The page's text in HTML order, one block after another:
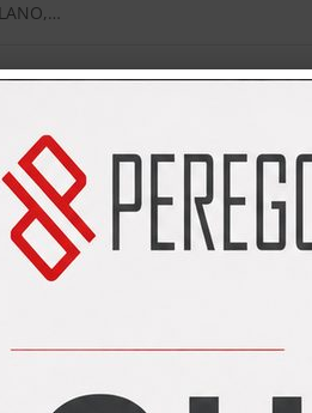
CREO prezzi modello
cucina CREO modello Rewind
CREO modello AUREA
CREO modello AUREA Cucina
ampia possibilità di soluzioni, è un
CREO modello OPRAH Cucina
dei 4 elettrodomestici: Forno,